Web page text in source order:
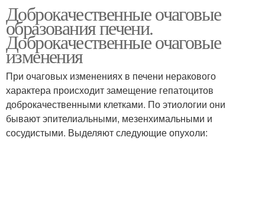
Доброкачественные очаговые
образования печени.
Доброкачественные очаговые
изменения
При очаговых изменениях в печени неракового
характера происходит замещение гепатоцитов
доброкачественными клетками. По этиологии они
бывают эпителиальными, мезенхимальными и
сосудистыми. Выделяют следующие опухоли: